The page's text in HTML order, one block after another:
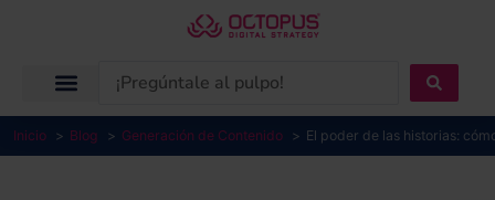
Search
Inicio Blog Generación de Contenido El poder de las historias: